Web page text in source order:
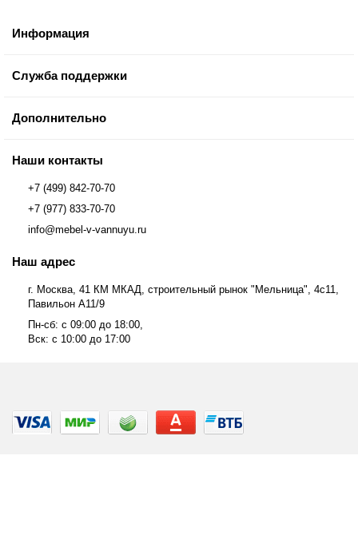
Информация
Служба поддержки
Дополнительно
Наши контакты
+7 (499) 842-70-70
+7 (977) 833-70-70
info@mebel-v-vannuyu.ru
Наш адрес
г. Москва, 41 КМ МКАД, строительный рынок "Мельница", 4с11,
Павильон А11/9
Пн-сб: с 09:00 до 18:00,
Вск: с 10:00 до 17:00